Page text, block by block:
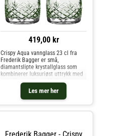
419,00 kr
Les mer her
Crispy Aqua vannglass 23 cl fra
Frederik Bagger er små,
diamantslipte krystallglass som
kombinerer luksuriøst uttrykk med
en miljøvennlig profil. Glassene er
laget av bærekraftig krystall fri for
tilsatt bly, og det dekorative
slipemønsteret fanger l